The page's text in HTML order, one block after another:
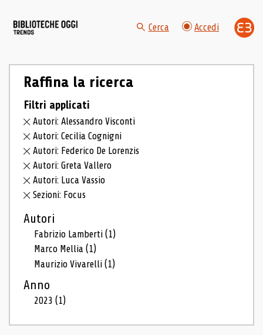
Cerca Accedi
Raffina la ricerca
Filtri applicati
Autori: Alessandro Visconti
Autori: Cecilia Cognigni
Autori: Federico De Lorenzis
Autori: Greta Vallero
Autori: Luca Vassio
Sezioni: Focus
Autori
Fabrizio Lamberti(1)
Marco Mellia(1)
Maurizio Vivarelli(1)
Anno
2023(1)